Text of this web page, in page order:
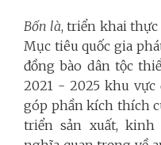
Bốn là, triển khai
Mục tiêu quốc gia
đồng bào dân tộc
2021 - 2025 khu vực
góp phần kích thích
triển sản xuất, kinh